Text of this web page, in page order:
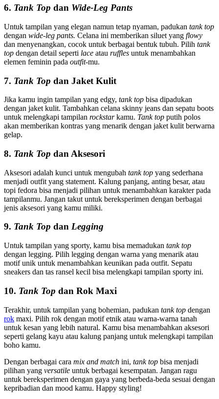
6. Tank Top dan Wide-Leg Pants
Untuk tampilan yang elegan namun tetap nyaman, padukan tank top
dengan wide-leg pants. Celana ini memberikan siluet yang flowy
dan menyenangkan, cocok untuk berbagai bentuk tubuh. Pilih tank
top dengan detail seperti lace atau ruffles untuk menambahkan
elemen feminin pada outfit-mu.
7. Tank Top dan Jaket Kulit
Jika kamu ingin tampilan yang edgy, tank top bisa dipadukan
dengan jaket kulit. Tambahkan celana skinny jeans dan sepatu boots
untuk melengkapi tampilan rockstarkamu. Tank top putih polos
akan memberikan kontras yang menarik dengan jaket kulit berwarna
gelap.
8. Tank Top dan Aksesori
Aksesori adalah kunci untuk mengubah tank top yang sederhana
menjadi outfit yang statement. Kalung panjang, anting besar, atau
topi fedora bisa menjadi pilihan untuk menambahkan karakter pada
tampilanmu. Jangan takut untuk bereksperimen dengan berbagai
jenis aksesori yang kamu miliki.
9. Tank Top dan Legging
Untuk tampilan yang sporty, kamu bisa memadukan tank top
dengan legging. Pilih legging dengan warna yang menarik atau
motif unik untuk menambahkan keunikan pada outfit. Sepatu
sneakers dan tas ransel kecil bisa melengkapi tampilan sporty ini.
10. Tank Top dan Rok Maxi
Terakhir, untuk tampilan yang bohemian, padukan tank top dengan
rok maxi. Pilih rok dengan motif etnik atau warna-warna tanah
untuk kesan yang lebih natural. Kamu bisa menambahkan aksesori
seperti gelang kayu atau kalung panjang untuk melengkapi tampilan
boho kamu.
Dengan berbagai cara mix and match ini, tank top bisa menjadi
pilihan yang versatile untuk berbagai kesempatan. Jangan ragu
untuk bereksperimen dengan gaya yang berbeda-beda sesuai dengan
kepribadian dan mood kamu. Happy styling!